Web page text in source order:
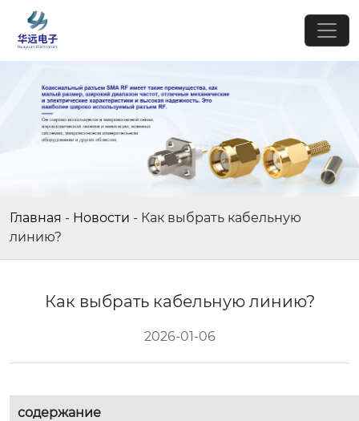
Главная - Новости - Как выбрать кабельную
линию?
Как выбрать кабельную линию?
2026-01-06
содержание